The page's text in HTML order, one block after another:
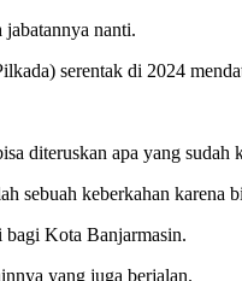
nanti.
serentak di 2024
diteruskan apa yang sudah
sebuah keberkahan karena
bagi Kota Banjarmasin.
yang juga berjalan.